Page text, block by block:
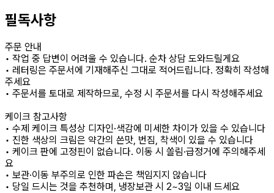
필독사항
주문 안내
• 작업 중 답변이 어려울 수 있습니다. 순차 상담 도와드릴게요
• 레터링은 주문서에 기재해주신 그대로 적어드립니다. 정확히 작성해
주세요
• 주문서를 토대로 제작하므로, 수정 시 주문서를 다시 작성해주세요
케이크 참고사항
• 수제 케이크 특성상 디자인·색감에 미세한 차이가 있을 수 있습니다
• 진한 색상의 크림은 약간의 쓴맛, 번짐, 착색이 있을 수 있습니다
• 케이크 판에 고정핀이 없습니다. 이동 시 쏠림·급정거에 주의해주세
요
• 보관·이동 부주의로 인한 파손은 책임지지 않습니다
• 당일 드시는 것을 추천하며, 냉장보관 시 2~3일 이내 드세요